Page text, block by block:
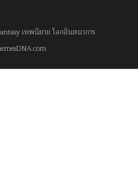
เทพนิยาย โลกจินตนาการ